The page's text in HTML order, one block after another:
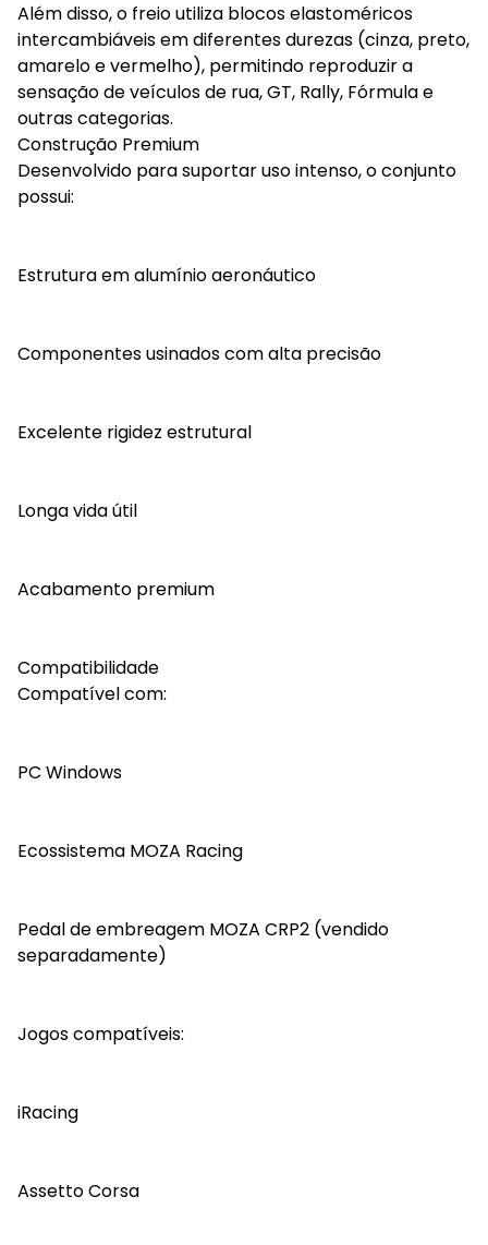
Além disso, o freio utiliza blocos elastoméricos
intercambiáveis em diferentes durezas (cinza, preto,
amarelo e vermelho), permitindo reproduzir a
sensação de veículos de rua, GT, Rally, Fórmula e
outras categorias.
Construção Premium
Desenvolvido para suportar uso intenso, o conjunto
possui:
Estrutura em alumínio aeronáutico
Componentes usinados com alta precisão
Excelente rigidez estrutural
Longa vida útil
Acabamento premium
Compatibilidade
Compatível com:
PC Windows
Ecossistema MOZA Racing
Pedal de embreagem MOZA CRP2 (vendido
separadamente)
Jogos compatíveis:
iRacing
Assetto Corsa